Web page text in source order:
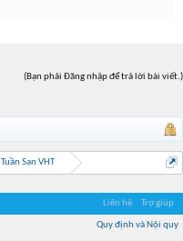
(Bạn phải Đăng nhập để trả lời bài viết.)
Tuần San VHT
Liên hệ Trợ giúp
Quy định và Nội quy